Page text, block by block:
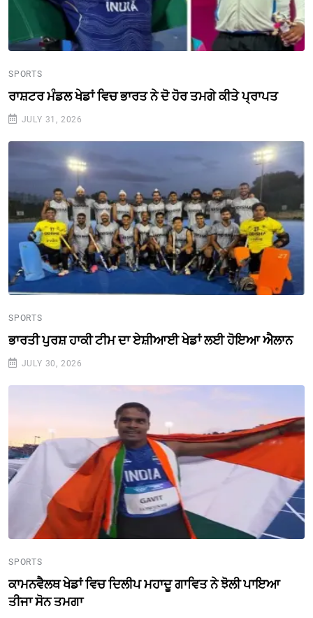
SPORTS
ਰਾਸ਼ਟਰ ਮੰਡਲ ਖੇਡਾਂ ਵਿਚ ਭਾਰਤ ਨੇ ਦੋ ਹੋਰ ਤਮਗੇ ਕੀਤੇ ਪ੍ਰਾਪਤ
JULY 31, 2026
SPORTS
ਭਾਰਤੀ ਪੁਰਸ਼ ਹਾਕੀ ਟੀਮ ਦਾ ਏਸ਼ੀਆਈ ਖੇਡਾਂ ਲਈ ਹੋਇਆ ਐਲਾਨ
JULY 30, 2026
SPORTS
ਕਾਮਨਵੈਲਥ ਖੇਡਾਂ ਵਿਚ ਦਿਲੀਪ ਮਹਾਦੂ ਗਾਵਿਤ ਨੇ ਝੋਲੀ ਪਾਇਆ
ਤੀਜਾ ਸੋਨ ਤਮਗਾ